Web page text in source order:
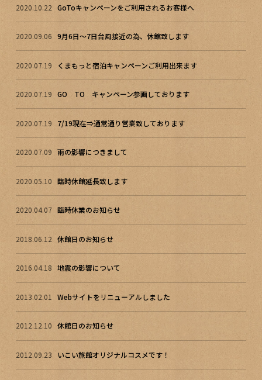
2020.10.22 GoToキャンペーンをご利用されるお客様へ
2020.09.06 9月6日～7日台風接近の為、休館致します
2020.07.19 くまもっと宿泊キャンペーンご利用出来ます
2020.07.19 GO TO キャンペーン参画しております
2020.07.19 7/19現在⇒通常通り営業致しております
2020.07.09 雨の影響につきまして
2020.05.10 臨時休館延長致します
2020.04.07 臨時休業のお知らせ
2018.06.12 休館日のお知らせ
2016.04.18 地震の影響について
2013.02.01 Webサイトをリニューアルしました
2012.12.10 休館日のお知らせ
2012.09.23 いこい旅館オリジナルコスメです！